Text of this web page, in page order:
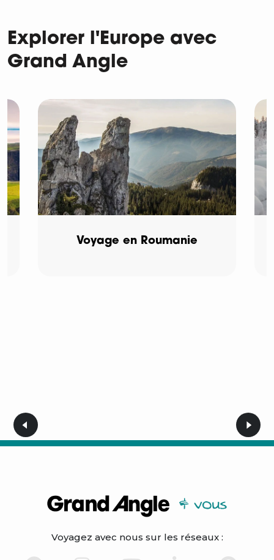
Explorer l'Europe avec
Grand Angle
Voyage en Roumanie
Voyagez avec nous sur les réseaux :